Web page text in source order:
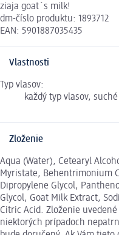
ziaja goat´s milk!
dm-číslo produktu: 1893712
EAN: 5901887035435
Vlastnosti
Typ vlasov:
každý typ vlasov,
Zloženie
Aqua (Water), Cetearyl
Myristate, Behentrimonium
Dipropylene Glycol,
Glycol, Goat Milk Extract,
Citric Acid. Zloženie
niektorých prípadoch